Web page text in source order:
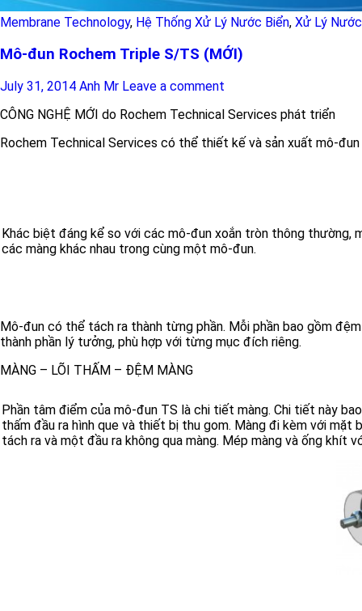
Membrane Technology, Hệ Thống Xử Lý Nước Biển, Xử Lý
Mô-đun Rochem Triple S/TS (MỚI)
July 31, 2014 Anh Mr Leave a comment
CÔNG NGHỆ MỚI do Rochem Technical Services phát triển
Rochem Technical Services có thể thiết kế và sản xuất mô-
Khác biệt đáng kể so với các mô-đun xoắn tròn thông thường,
các màng khác nhau trong cùng một mô-đun.
Mô-đun có thể tách ra thành từng phần. Mỗi phần bao gồm
thành phần lý tưởng, phù hợp với từng mục đích riêng.
MÀNG – LÕI THẤM – ĐỆM MÀNG
Phần tâm điểm của mô-đun TS là chi tiết màng. Chi tiết này
thấm đầu ra hình que và thiết bị thu gom. Màng đi kèm với
tách ra và một đầu ra không qua màng. Mép màng và ống khít